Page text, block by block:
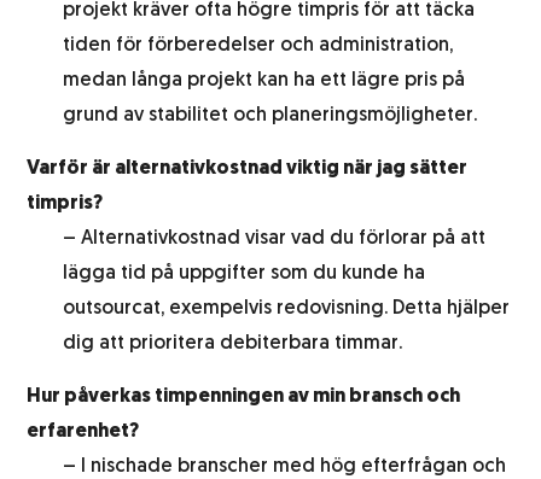
projekt kräver ofta högre timpris för att täcka
tiden för förberedelser och administration,
medan långa projekt kan ha ett lägre pris på
grund av stabilitet och planeringsmöjligheter.
Varför är alternativkostnad viktig när jag sätter
timpris?
– Alternativkostnad visar vad du förlorar på att
lägga tid på uppgifter som du kunde ha
outsourcat, exempelvis redovisning. Detta hjälper
dig att prioritera debiterbara timmar.
Hur påverkas timpenningen av min bransch och
erfarenhet?
– I nischade branscher med hög efterfrågan och